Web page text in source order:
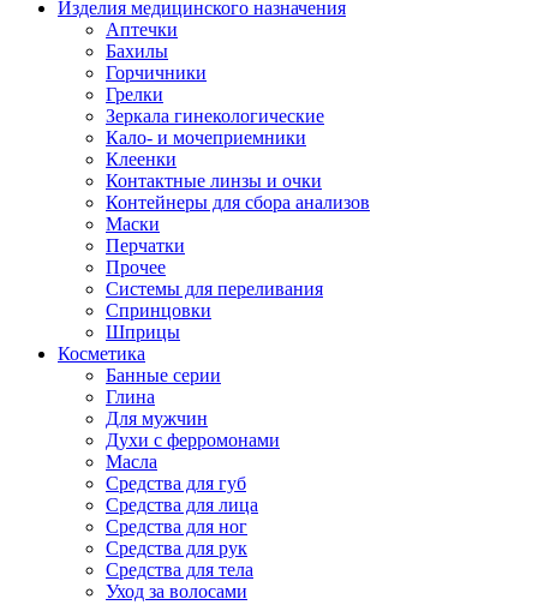
Изделия медицинского назначения
Аптечки
Бахилы
Горчичники
Грелки
Зеркала гинекологические
Кало- и мочеприемники
Клеенки
Контактные линзы и очки
Контейнеры для сбора анализов
Маски
Перчатки
Прочее
Системы для переливания
Спринцовки
Шприцы
Косметика
Банные серии
Глина
Для мужчин
Духи с ферромонами
Масла
Средства для губ
Средства для лица
Средства для ног
Средства для рук
Средства для тела
Уход за волосами